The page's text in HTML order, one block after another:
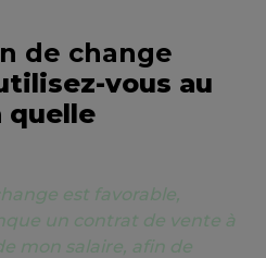
de change
vous au
quelle
est favorable,
un contrat de vente à
mon salaire, afin de